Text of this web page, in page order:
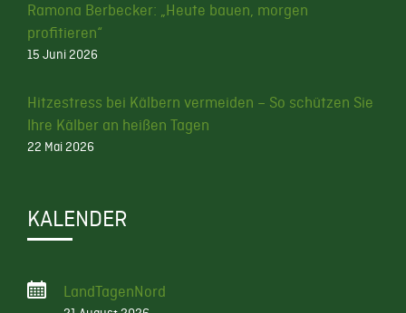
Ramona Berbecker: „Heute bauen, morgen
profitieren“
15 Juni 2026
Hitzestress bei Kälbern vermeiden – So schützen Sie
Ihre Kälber an heißen Tagen
22 Mai 2026
KALENDER
LandTagenNord